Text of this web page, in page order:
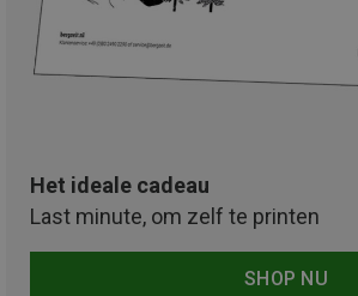
Het ideale cadeau
Last minute, om zelf te printen
SHOP NU